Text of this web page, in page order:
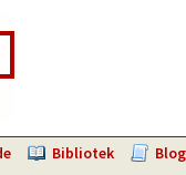
Bibliotek Blog